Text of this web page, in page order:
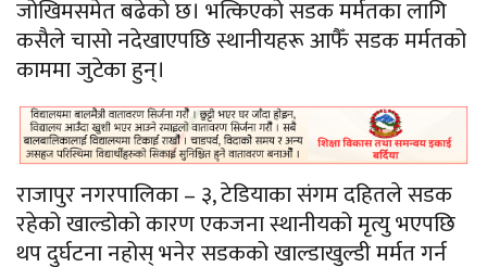
जोखिमसमेत बढेको छ। भत्किएको सडक मर्मतका लागि
कसैले चासो नदेखाएपछि स्थानीयहरू आफैँ सडक मर्मतको
काममा जुटेका हुन्।
राजापुर नगरपालिका – ३, टेडियाका संगम दहितले सडक
रहेको खाल्डोको कारण एकजना स्थानीयको मृत्यु भएपछि
थप दुर्घटना नहोस् भनेर सडकको खाल्डाखुल्डी मर्मत गर्न